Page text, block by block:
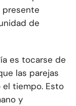
presente
de
es tocarse de
las parejas
tiempo. Esto
y